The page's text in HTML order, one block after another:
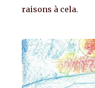
raisons à cela.